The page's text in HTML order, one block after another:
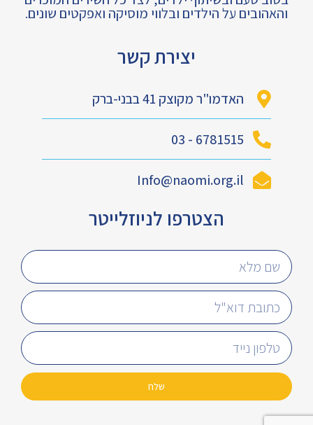
והאהובים על הילדים ובלווי מוסיקה ואפקטים שונים.
יצירת קשר
האדמו"ר מקוצק 41 בבני-ברק
6781515 - 03
Info@naomi.org.il
הצטרפו לניוזלייטר
שלח